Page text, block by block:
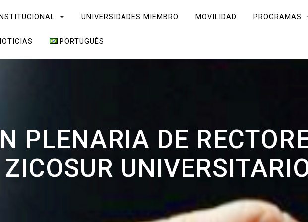
INSTITUCIONAL UNIVERSIDADES MIEMBRO MOVILIDAD PROGRAMAS
PORTUGUÊS
PLENARIA DE